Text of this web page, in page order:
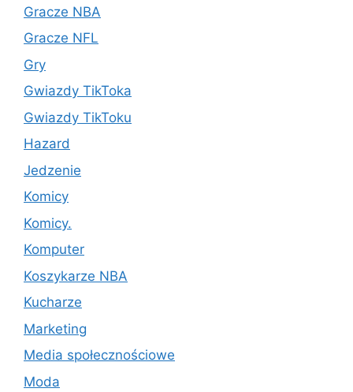
Gracze NBA
Gracze NFL
Gry
Gwiazdy TikToka
Gwiazdy TikToku
Hazard
Jedzenie
Komicy
Komicy.
Komputer
Koszykarze NBA
Kucharze
Marketing
Media społecznościowe
Moda